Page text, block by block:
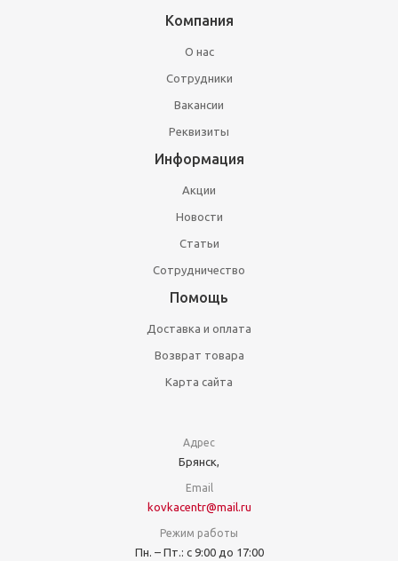
Компания
О нас
Сотрудники
Вакансии
Реквизиты
Информация
Акции
Новости
Статьи
Сотрудничество
Помощь
Доставка и оплата
Возврат товара
Карта сайта
Адрес
Брянск,
Email
kovkacentr@mail.ru
Режим работы
Пн. – Пт.: с 9:00 до 17:00